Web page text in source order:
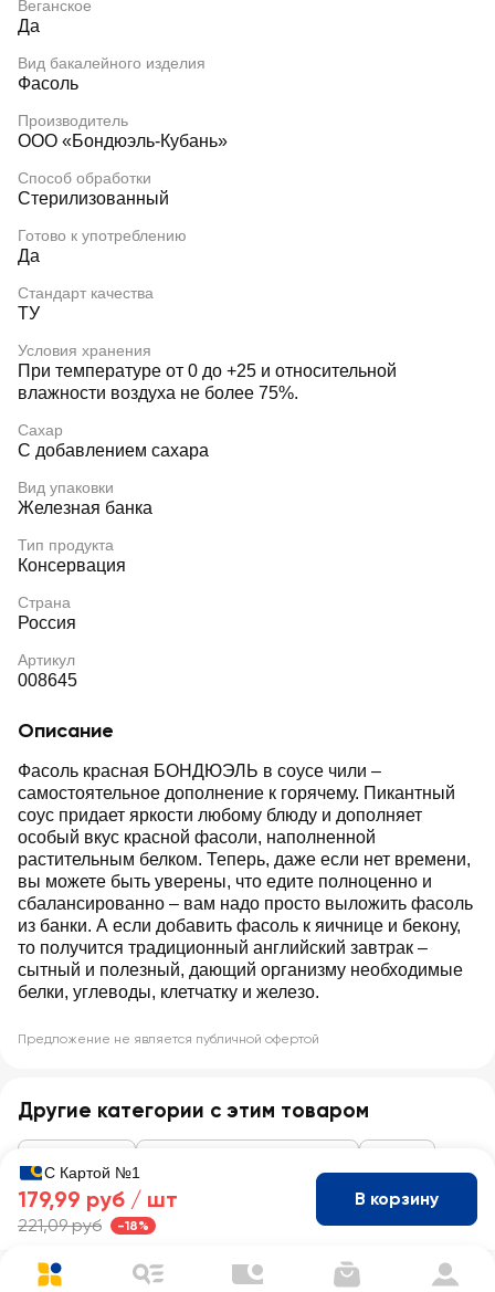
Веганское
Да
Вид бакалейного изделия
Фасоль
Производитель
ООО «Бондюэль-Кубань»
Способ обработки
Стерилизованный
Готово к употреблению
Да
Стандарт качества
ТУ
Условия хранения
При температуре от 0 до +25 и относительной
влажности воздуха не более 75%.
Сахар
С добавлением сахара
Вид упаковки
Железная банка
Тип продукта
Консервация
Страна
Россия
Артикул
008645
Описание
Фасоль красная БОНДЮЭЛЬ в соусе чили –
самостоятельное дополнение к горячему. Пикантный
соус придает яркости любому блюду и дополняет
особый вкус красной фасоли, наполненной
растительным белком. Теперь, даже если нет времени,
вы можете быть уверены, что едите полноценно и
сбалансированно – вам надо просто выложить фасоль
из банки. А если добавить фасоль к яичнице и бекону,
то получится традиционный английский завтрак –
сытный и полезный, дающий организму необходимые
белки, углеводы, клетчатку и железо.
Предложение не является публичной офертой
Другие категории с этим товаром
С Картой №1
179,99 руб / шт
221,09 руб -18%
В корзину